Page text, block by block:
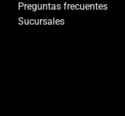
Preguntas frecuentes
Sucursales